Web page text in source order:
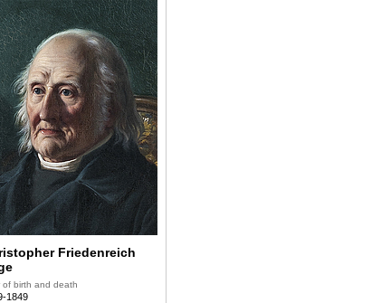
Friedenreich
of birth and death
1849